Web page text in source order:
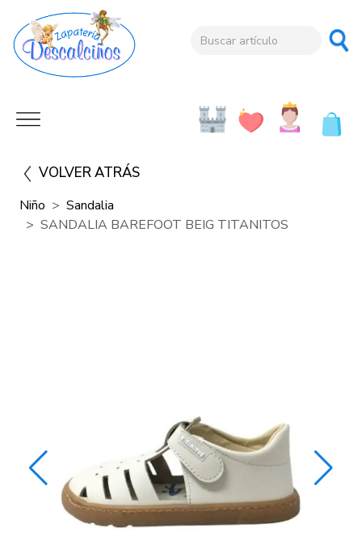
VOLVER ATRÁS
Niño
Sandalia
SANDALIA BAREFOOT BEIG TITANITOS